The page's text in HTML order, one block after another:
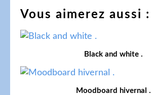
Vous aimerez aussi :
Black and white .
Moodboard hivernal .